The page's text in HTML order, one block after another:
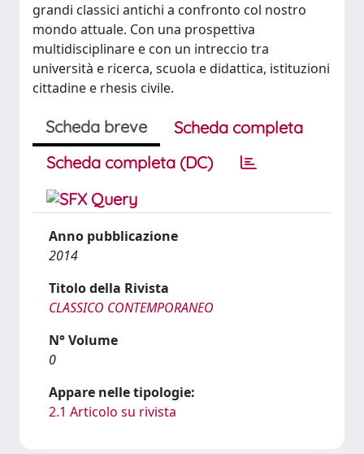
grandi classici antichi a confronto col nostro
mondo attuale. Con una prospettiva
multidisciplinare e con un intreccio tra
università e ricerca, scuola e didattica, istituzioni
cittadine e rhesis civile.
Scheda breve
Scheda completa
Scheda completa (DC)
Anno pubblicazione
2014
Titolo della Rivista
CLASSICO CONTEMPORANEO
N° Volume
0
Appare nelle tipologie:
2.1 Articolo su rivista